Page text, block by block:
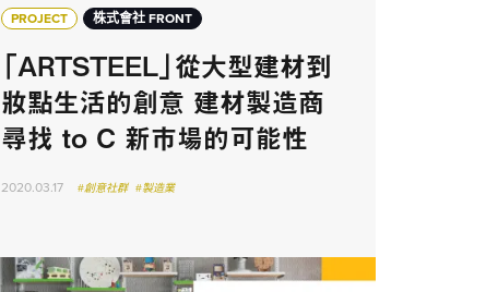
PROJECT 株式會社 FRONT
「ARTSTEEL」從大型建材到
妝點生活的創意 建材製造商
尋找 to C 新市場的可能性
2020.03.17 #創意社群 #製造業